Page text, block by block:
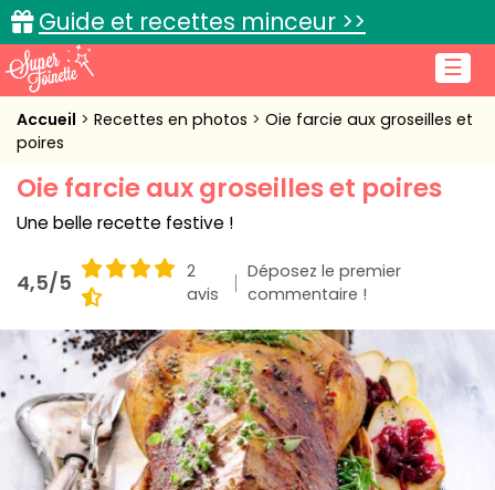
☰
Guide et recettes minceur >>
Accueil
Cuisine pratique
L'actu cuisine
Connexion
Accueil Recettes en photos
Oie farcie aux groseilles et
poires
Oie farcie aux groseilles et poires
Une belle recette festive !
4,5/5
2
avis
Déposez le premier
commentaire !